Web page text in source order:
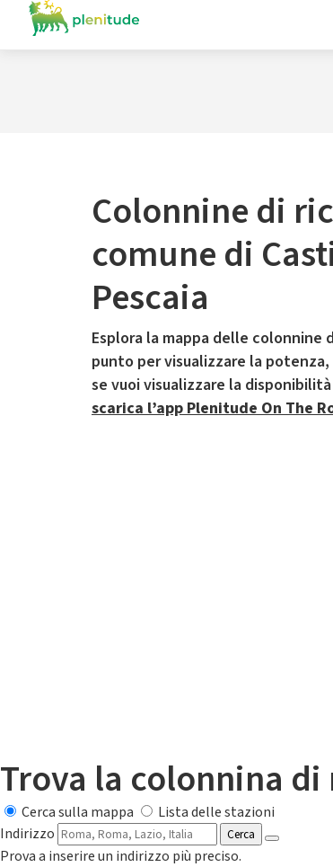
Colonnine di
comune di
Pescaia
Esplora la mappa delle colonnine
punto per visualizzare la
se vuoi visualizzare la
scarica l’app Plenitude On The
Trova la colonnina
Cerca sulla mappa
Lista delle stazioni
Indirizzo
Cerca
Prova a inserire un indirizzo più preciso.